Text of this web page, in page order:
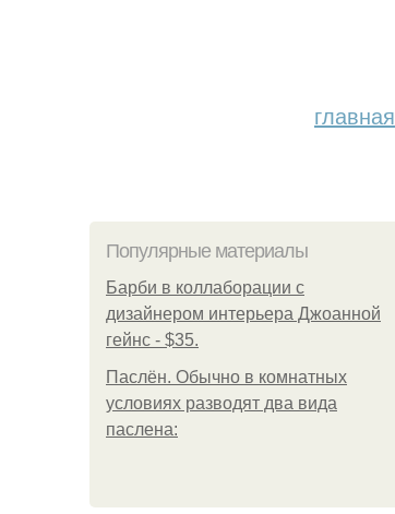
главная
Популярные материалы
Барби в коллаборации с
дизайнером интерьера Джоанной
гейнс - $35.
Паслён. Обычно в комнатных
условиях разводят два вида
паслена: